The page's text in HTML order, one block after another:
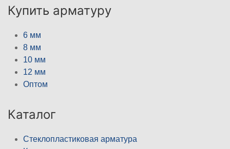
Купить арматуру
6 мм
8 мм
10 мм
12 мм
Оптом
Каталог
Стеклопластиковая арматура